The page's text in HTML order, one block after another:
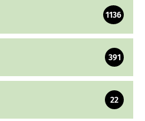
1136
391
22